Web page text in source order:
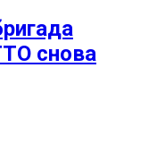
снова